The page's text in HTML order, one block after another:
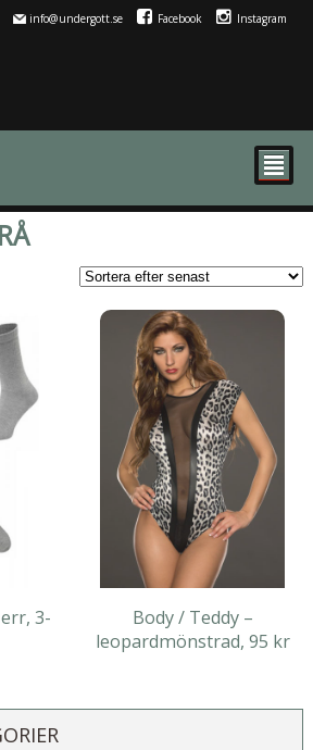
info@undergott.se Facebook Instagram
²
3-
Body / Teddy –
leopardmönstrad, 95 kr